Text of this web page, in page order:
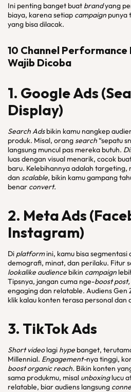
Ini penting banget buat brandyang
biaya, karena setiap campaign punya
yang bisa dilacak.
10 Channel
Wajib Dicoba
1. GoogleAds
Display)
Search Adsbikin kamu nangkep
produk. Misal, orang search“sepatu
langsung muncul pas mereka butuh.
luas dengan visual menarik, cocok
baru. Kelebihannya adalah targeting,
dan scalable, bikin kamu gampang
benar convert.
2. Meta Ads
Instagram)
Di platformini, kamu bisa segmentasi
demografi, minat, dan perilaku. Fitur
lookalike audience bikin campaign
Tipsnya, jangan cuma nge-boost post,
engaging dan relatable. Audiens Gen
klik kalau konten terasa personal dan
3. TikTokAds
Short videolagi hype banget,
Millennial. Engagement-nya tinggi,
boost organic reach. Bikin konten
sama produkmu, misal unboxinglucu
relatable, biar audiens langsung